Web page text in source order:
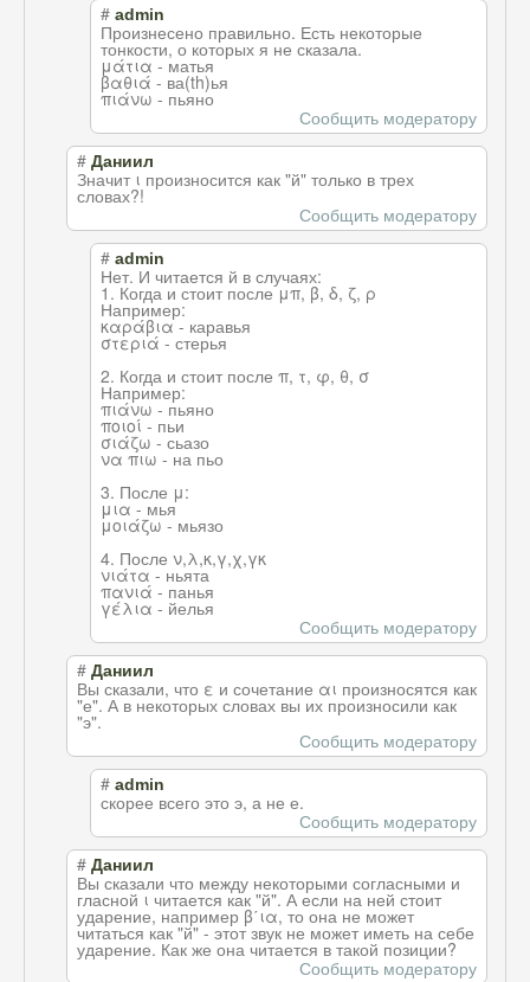
# admin
Произнесено правильно. Есть некоторые
тонкости, о которых я не сказала.
μάτια - матья
βαθιά - ва(th)ья
πιάνω - пьяно
Сообщить модератору
# Даниил
Значит ι произносится как "й" только в трех
словах?!
Сообщить модератору
# admin
Нет. И читается й в случаях:
1. Когда и стоит после μπ, β, δ, ζ, ρ
Например:
καράβια - каравья
στεριά - стерья
2. Когда и стоит после π, τ, φ, θ, σ
Например:
πιάνω - пьяно
ποιοί - пьи
σιάζω - сьазо
να πιω - на пьо
3. После μ:
μια - мья
μοιάζω - мьязо
4. После ν,λ,κ,γ,χ,γκ
νιάτα - ньята
πανιά - панья
γέλια - йелья
Сообщить модератору
# Даниил
Вы сказали, что ε и сочетание αι произносятся как
"е". А в некоторых словах вы их произносили как
"э".
Сообщить модератору
# admin
скорее всего это э, а не е.
Сообщить модератору
# Даниил
Вы сказали что между некоторыми согласными и
гласной ι читается как "й". А если на ней стоит
ударение, например β΄ια, то она не может
читаться как "й" - этот звук не может иметь на себе
ударение. Как же она читается в такой позиции?
Сообщить модератору